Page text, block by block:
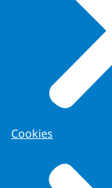
Cookies